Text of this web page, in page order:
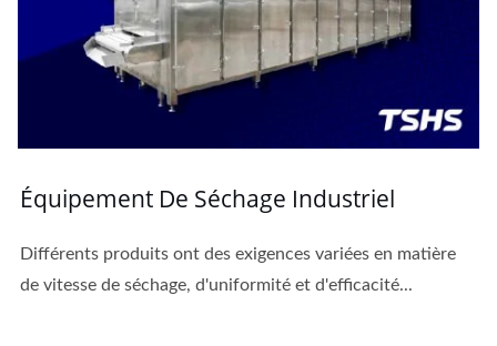
Équipement De Séchage Industriel
Différents produits ont des exigences variées en matière
de vitesse de séchage, d'uniformité et d'efficacité...